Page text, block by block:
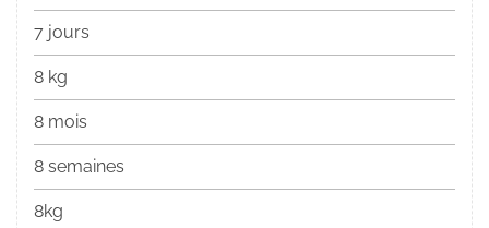
7 jours
8 kg
8 mois
8 semaines
8kg